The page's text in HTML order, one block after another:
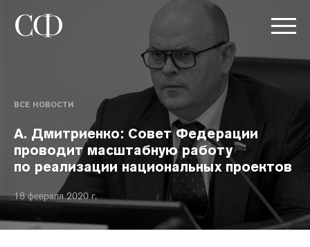
ВСЕ НОВОСТИ
А. Дмитриенко: Совет Федерации
проводит масштабную работу
по реализации национальных проектов
18 февраля 2020 г.